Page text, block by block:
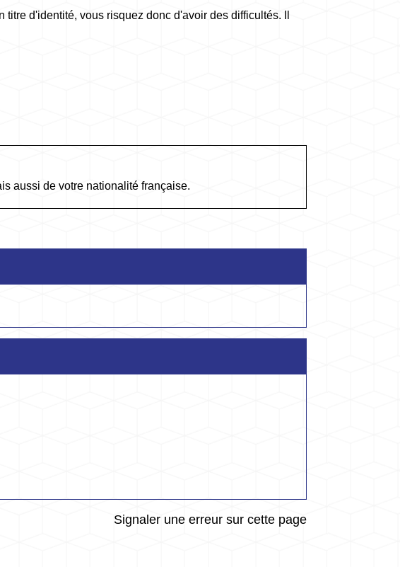
d'identité, vous risquez donc d'avoir des difficultés. Il
aussi de votre nationalité française.
Signaler une erreur sur cette page